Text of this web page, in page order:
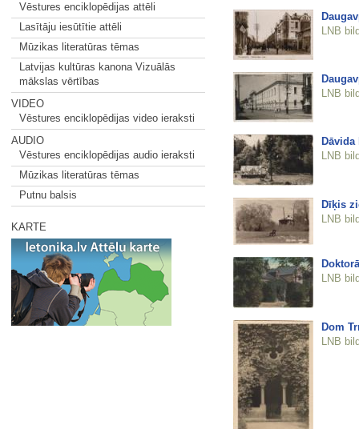
Vēstures enciklopēdijas attēli
Lasītāju iesūtītie attēli
Mūzikas literatūras tēmas
Latvijas kultūras kanona Vizuālās
mākslas vērtības
VIDEO
Vēstures enciklopēdijas video ieraksti
AUDIO
Vēstures enciklopēdijas audio ieraksti
Mūzikas literatūras tēmas
Putnu balsis
KARTE
LNB
LNB
Dāvida
LNB
Dīķis
LNB
LNB
Dom
LNB